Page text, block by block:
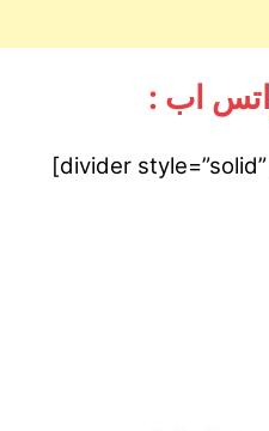
اب :